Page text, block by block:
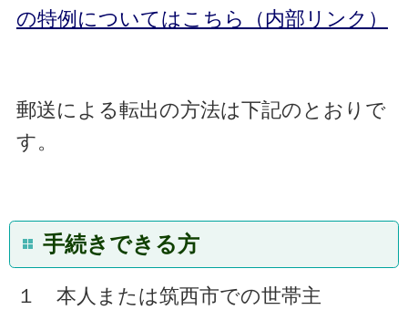
の特例についてはこちら（内部リンク）
郵送による転出の方法は下記のとおりで
す。
手続きできる方
１ 本人または筑西市での世帯主